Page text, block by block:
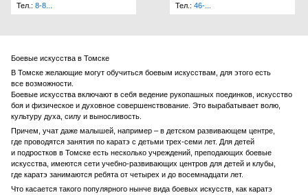
*, *
Федерация Кудо России по То...
Первомайская, 65/1
Федерация Вин Чун России То...
Сибирская, 29/1, 6 этаж
Магазин Единоборств «Боец»
Красноармейская, 122
Спортивный Клуб «Дельта»
Тел.: 8-8... Тел.: 46-...
Боевые искусства в Томске
В Томске желающие могут обучиться боевым искусствам, для этого есть
все возможности.
Боевые искусства включают в себя ведение рукопашных поединков, искусство
боя и физическое и духовное совершенствование. Это вырабатывает волю,
культуру духа, силу и выносливость.
Причем, учат даже малышей, например – в детском развивающем центре,
где проводятся занятия по каратэ с детьми трех-семи лет. Для детей
и подростков в Томске есть несколько учреждений, преподающих боевые
искусства, имеются сети учебно-развивающих центров для детей и клубы,
где каратэ занимаются ребята от четырех и до восемнадцати лет.
Что касается такого популярного нынче вида боевых искусств, как каратэ